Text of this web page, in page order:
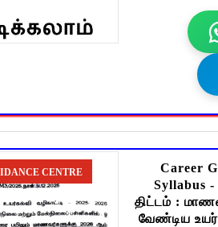
CENTRE
Career
Syllabus
திட்டம் :
வேண்டிய